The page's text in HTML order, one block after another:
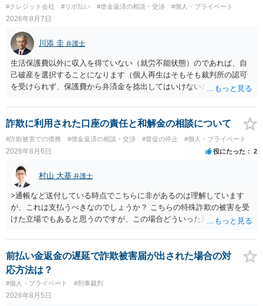
#クレジット会社 #リボ払い #借金返済の相談・交渉 #個人・プライベート
2026年8月7日
川添 圭 弁護士
生活保護費以外に収入を得ていない（就労不能状態）のであれば、自
己破産を選択することになります（個人再生はそもそも裁判所の認可
を受けられず、保護費から弁済金を捻出してはいけないため任意整理
士費用は法テラスが負担し、裁判所の予納金等も法テラスが援助して
くれるため、弁護士へ自己破産を任せれば解決します。
詐欺に利用された口座の責任と和解金の相談について
#詐欺被害での債務 #借金返済の相談・交渉 #督促の停止 #個人・プライベート
2026年8月6日 役にたった 2
村山 大基 弁護士
>通帳など送付している時点でこちらに非があるのは理解しています
が、これは支払うべきなのでしょうか？ こちらの特殊詐欺の被害を受
けた立場でもあると思うのですが、この場合どういった対処が必要で
がいいとは思います。 そもそも、特殊詐欺関係なく旦那さんの行為
は法に触れる可能性もあります。 ＞100万を支払わず穏便に和解する
ことは可能でしょうか？ →一般的には難しいです。相談者さんも１０
０万円の被害を受けたとして、１円も払わないで和解したいと言われ
たら、 できるだけ重い刑罰を与えて欲しい、と思われるのではない
でしょうか。 ＞弁護士さんに入ってもらうことで支払額が下がること
前払い金返金の遅延で詐欺被害届が出された場合の対
応方法は？
#個人・プライベート #刑事裁判
2026年8月5日